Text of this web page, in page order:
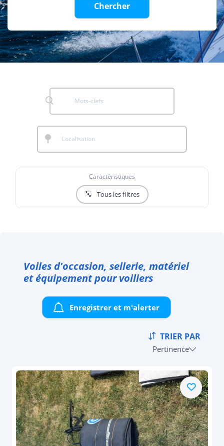
Chercher
Caractéristiques
Tous les filtres
Voiles d'occasion, sellerie, matériel
et équipement pour voiliers
Enregistrer et m'alerter
TRIER PAR
Pertinence